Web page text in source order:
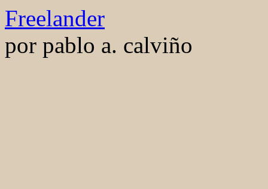
Saltar
al
contenido
Freelander
por pablo a. calviño